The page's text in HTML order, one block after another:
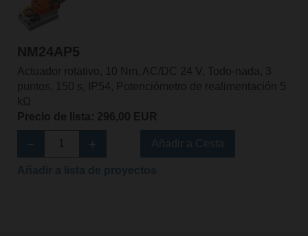
NM24AP5
Actuador rotativo, 10 Nm, AC/DC 24 V, Todo-nada, 3
puntos, 150 s, IP54, Potenciómetro de realimentación 5
kΩ
Precio de lista: 296,00 EUR